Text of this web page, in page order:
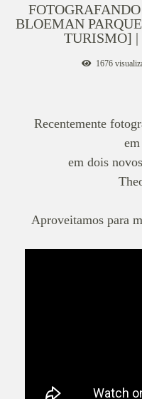
BLOEMAN
TURISMO] |
1676
Recentemente
em dois
Aproveitamos para